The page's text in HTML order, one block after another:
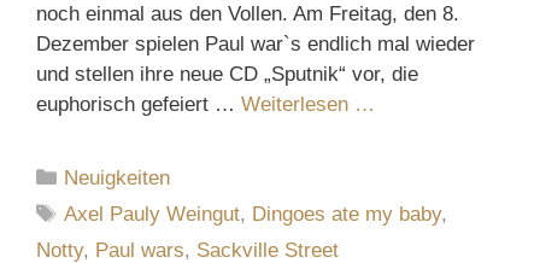
noch einmal aus den Vollen. Am Freitag, den 8.
Dezember spielen Paul war`s endlich mal wieder
und stellen ihre neue CD „Sputnik“ vor, die
euphorisch gefeiert … Weiterlesen …
Kategorien
Neuigkeiten
Schlagwörter
Axel Pauly Weingut, Dingoes ate my baby,
Notty, Paul wars, Sackville Street